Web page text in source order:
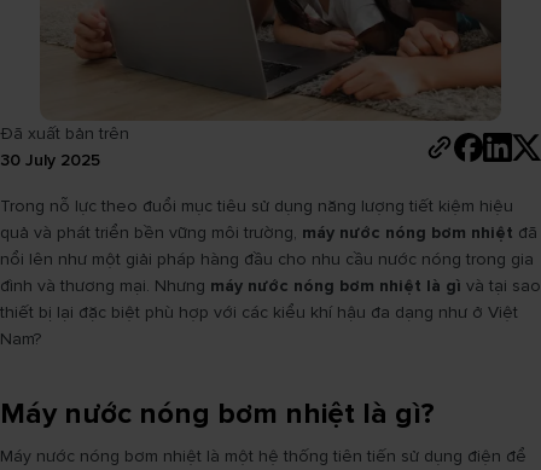
Đã xuất bản trên
30 July 2025
Trong nỗ lực theo đuổi mục tiêu sử dụng năng lượng tiết kiệm hiệu
quả và phát triển bền vững môi trường, máy nước nóng bơm nhiệt đã
nổi lên như một giải pháp hàng đầu cho nhu cầu nước nóng trong gia
đình và thương mại. Nhưng máy nước nóng bơm nhiệt là gì và tại sao
thiết bị lại đặc biệt phù hợp với các kiểu khí hậu đa dạng như ở Việt
Nam?
Máy nước nóng bơm nhiệt là gì?
Máy nước nóng bơm nhiệt là một hệ thống tiên tiến sử dụng điện để